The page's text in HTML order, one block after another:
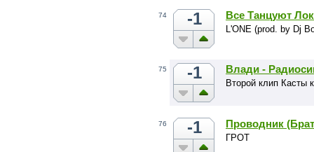
74 -1 Все Танцуют
L'ONE (prod. by Dj
75 -1 Влади -
Второй клип Касты
76 -1 Проводник
ГРОТ